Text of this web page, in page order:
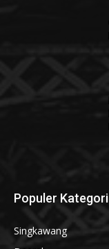
Populer Kategori
Singkawang